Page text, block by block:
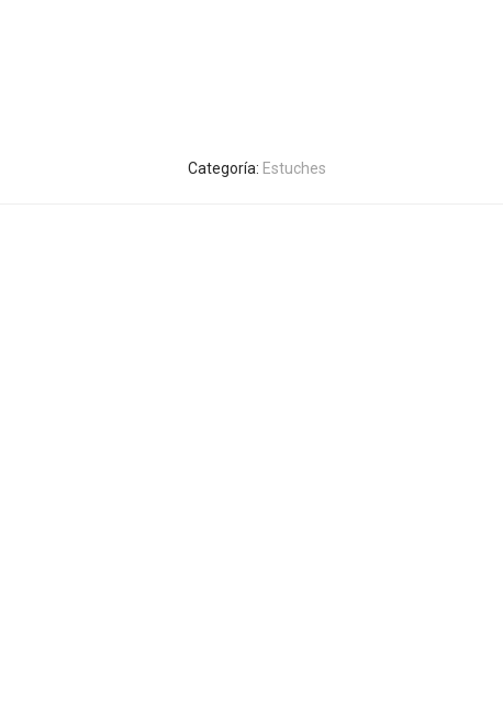
Categoría: Estuches